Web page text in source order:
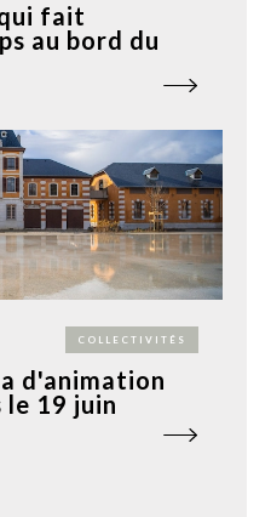
fait
au bord du
COLLECTIVITÉS
d'animation
le 19 juin